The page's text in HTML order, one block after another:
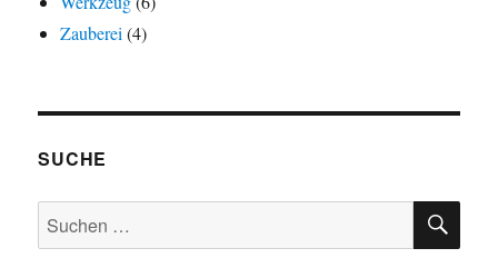
Zauberei (4)
SUCHE
Suchen
nach: